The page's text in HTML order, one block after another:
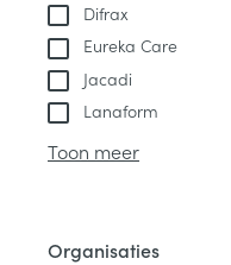
Difrax
Eureka Care
Jacadi
Lanaform
Toon meer
Organisaties